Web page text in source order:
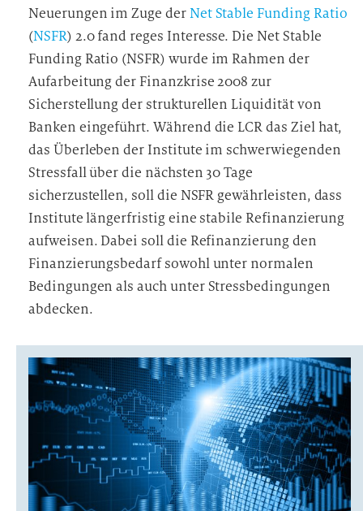
Neuerungen im Zuge derNet Stable Funding Ratio
(NSFR) 2.0 fand reges Interesse. Die Net Stable
Funding Ratio (NSFR) wurde im Rahmen der
Aufarbeitung der Finanzkrise 2008 zur
Sicherstellung der strukturellen Liquidität von
Banken eingeführt. Während die LCR das Ziel hat,
das Überleben der Institute im schwerwiegenden
Stressfall über die nächsten 30 Tage
sicherzustellen, soll die NSFR gewährleisten, dass
Institute längerfristig eine stabile Refinanzierung
aufweisen. Dabei soll die Refinanzierung den
Finanzierungsbedarf sowohl unter normalen
Bedingungen als auch unter Stressbedingungen
abdecken.